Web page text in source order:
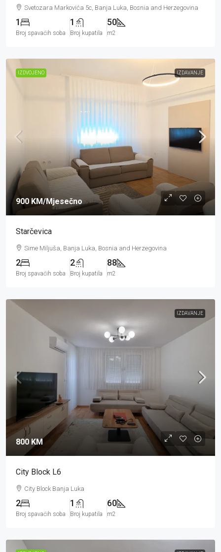
Svetozara Markovića 5c, Banja Luka, Bosnia and Herzegovina
1
Broj spavaćih soba
1
Broj kupatila
50
m2
IZDVOJENO IZDAVANJE
900 KM/Mjesečno
Starčevica
Sime Miljuša, Banja Luka, Bosnia and Herzegovina
2
Broj spavaćih soba
2
Broj kupatila
88
m2
IZDAVANJE
800 KM
City Block L6
City Block Banja Luka
2
Broj spavaćih soba
1
Broj kupatila
60
m2